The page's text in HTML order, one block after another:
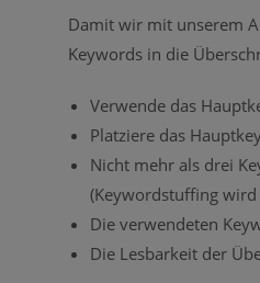
Damit wir mit unserem
Keywords in die
Verwende das
Platziere das
Nicht mehr als drei
(Keywordstuffing
Die verwendeten
Die Lesbarkeit der